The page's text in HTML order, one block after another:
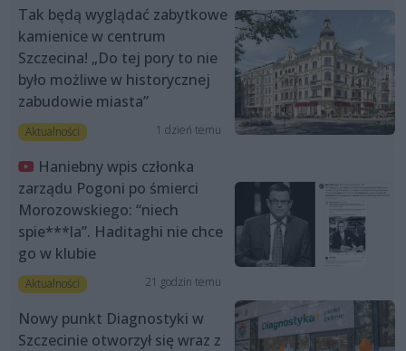
Tak będą wyglądać zabytkowe
kamienice w centrum
Szczecina! „Do tej pory to nie
było możliwe w historycznej
zabudowie miasta”
Aktualności 1 dzień temu
Haniebny wpis członka
zarządu Pogoni po śmierci
Morozowskiego: “niech
spie***la”. Haditaghi nie chce
go w klubie
Aktualności 21 godzin temu
Nowy punkt Diagnostyki w
Szczecinie otworzył się wraz z